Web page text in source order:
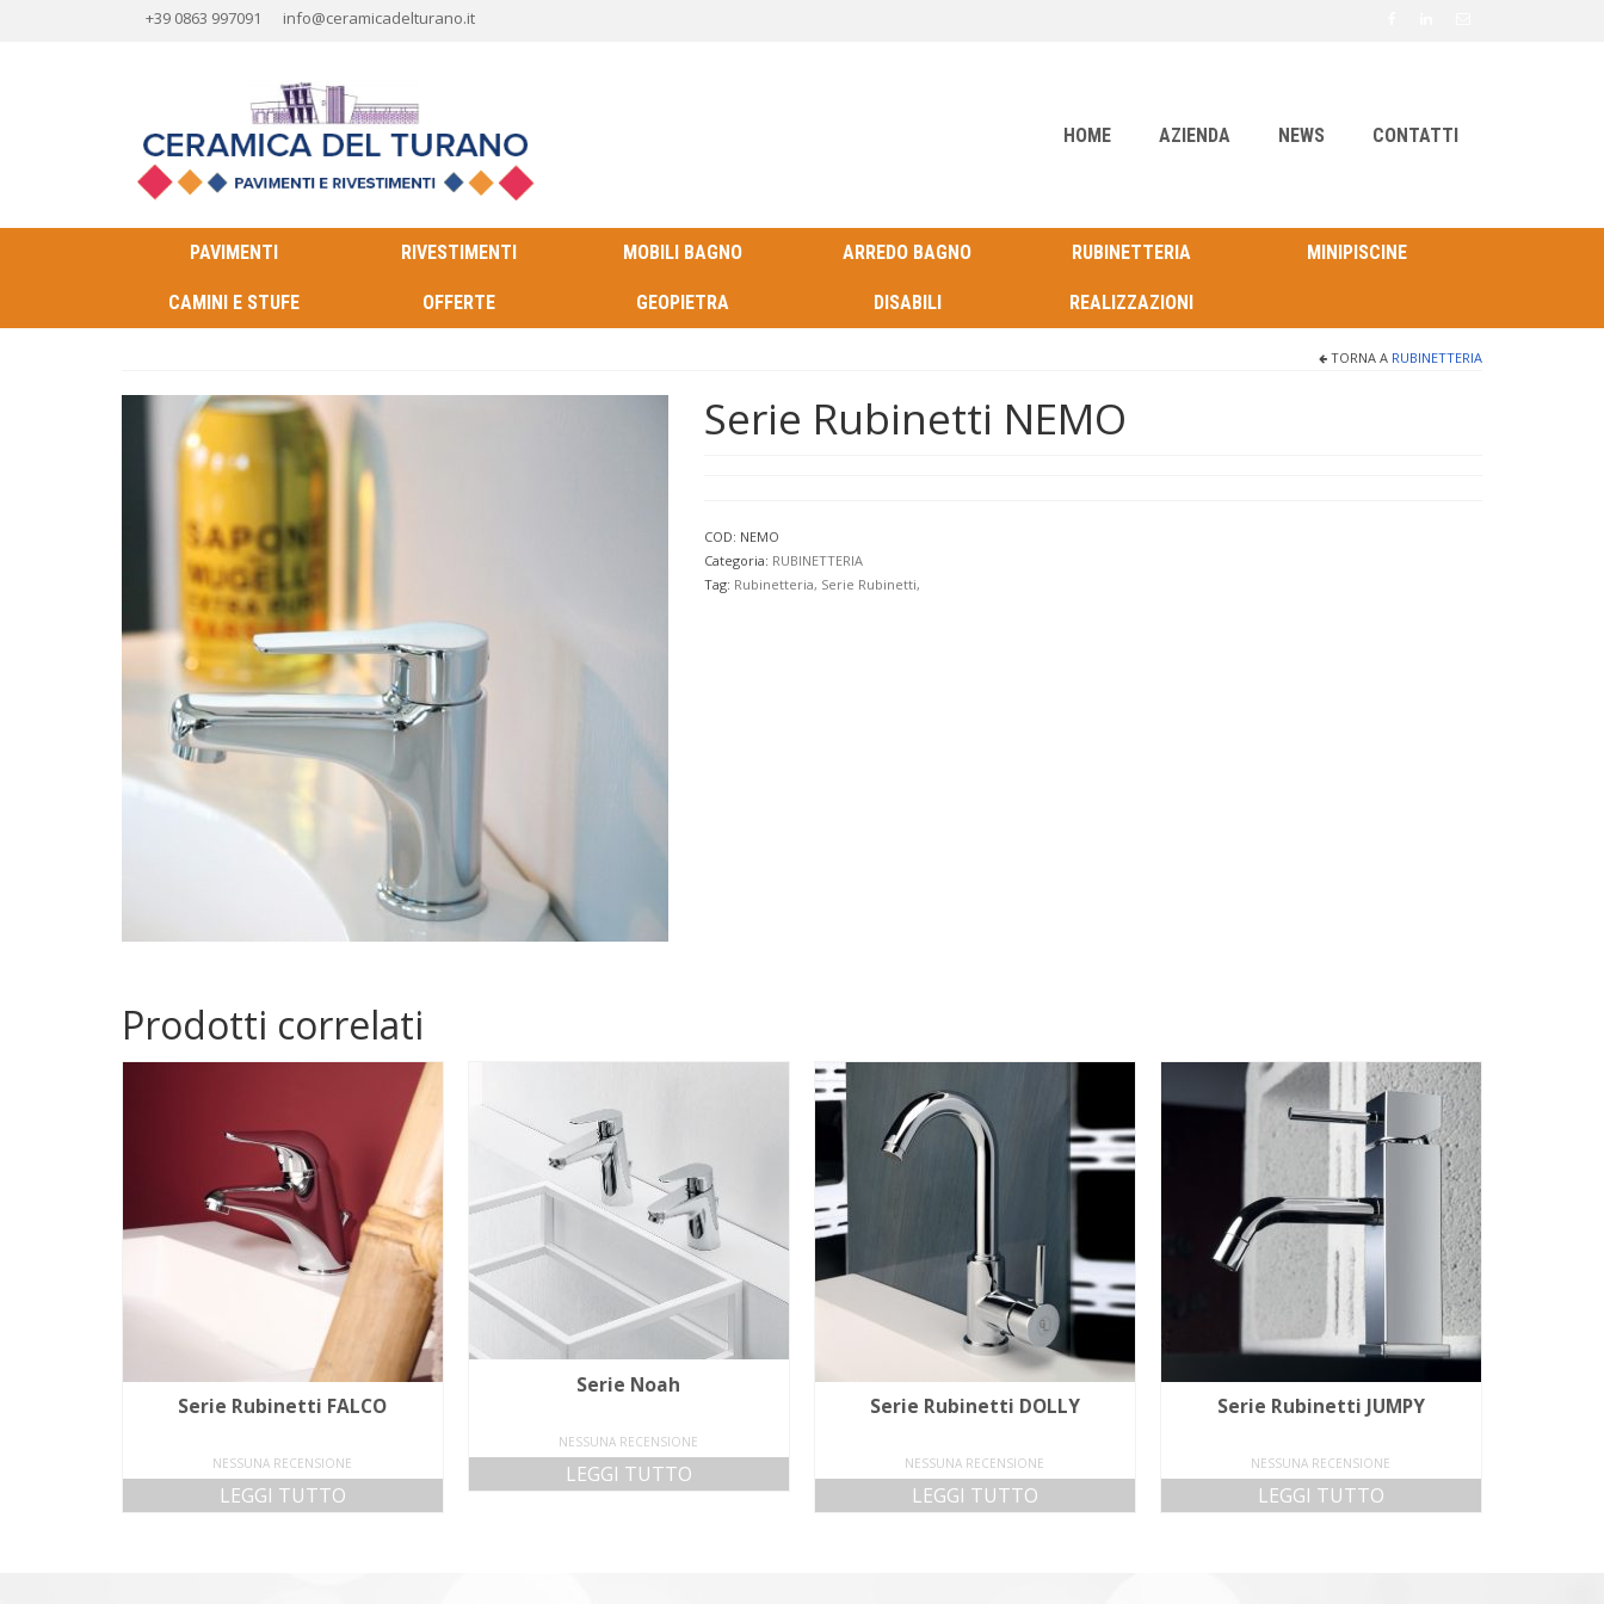
+39 0863 997091 info@ceramicadelturano.it
HOME AZIENDA NEWS CONTATTI
PAVIMENTI RIVESTIMENTI MOBILI BAGNO ARREDO BAGNO RUBINETTERIA MINIPISCINE
CAMINI E STUFE OFFERTE GEOPIETRA DISABILI REALIZZAZIONI
TORNA A RUBINETTERIA
Serie Rubinetti NEMO
COD: NEMO
Categoria: RUBINETTERIA
Tag: Rubinetteria, Serie Rubinetti,
Prodotti correlati
Serie Rubinetti FALCO
NESSUNA RECENSIONE
LEGGI TUTTO
Serie Noah
NESSUNA RECENSIONE
LEGGI TUTTO
Serie Rubinetti DOLLY
NESSUNA RECENSIONE
LEGGI TUTTO
Serie Rubinetti JUMPY
NESSUNA RECENSIONE
LEGGI TUTTO